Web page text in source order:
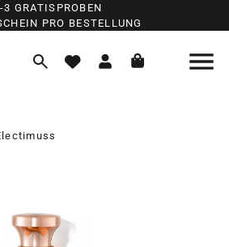
3 GRATISPROBEN
PRO BESTELLUNG